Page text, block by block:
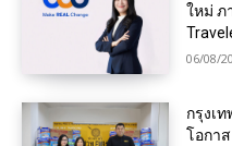
ใหม่ ภ
06/08/
กรุงเ
โอกา